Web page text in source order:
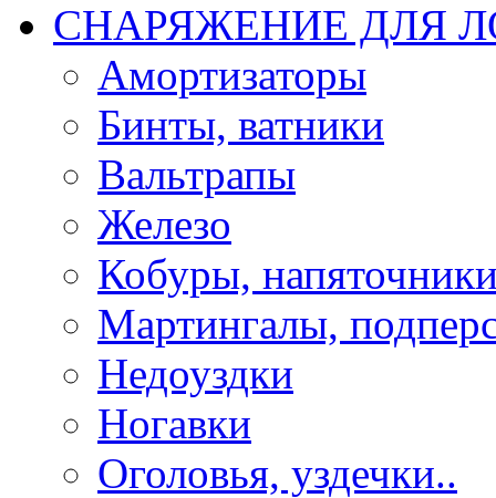
СНАРЯЖЕНИЕ ДЛЯ
Амортизаторы
Бинты, ватники
Вальтрапы
Железо
Кобуры,
Мартингалы,
Недоуздки
Ногавки
Оголовья, уздечки..